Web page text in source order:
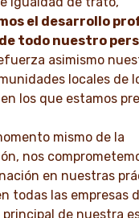
el desarrollo
todo nuestro
asimismo
locales de
los que estamos
mismo de la
nos
en nuestras
todas las empresas
principal de nuestra